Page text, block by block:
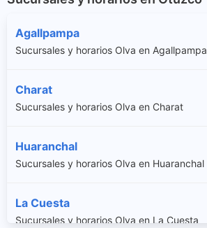
Agallpampa
Sucursales y horarios Olva en Agallpampa
Charat
Sucursales y horarios Olva en Charat
Huaranchal
Sucursales y horarios Olva en Huaranchal
La Cuesta
Sucursales y horarios Olva en La Cuesta